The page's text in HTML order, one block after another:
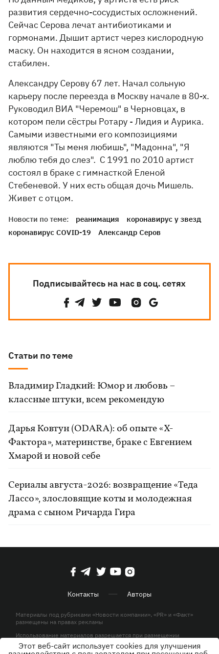
развития сердечно-сосудистых осложнений.
Сейчас Серова лечат антибиотиками и
гормонами. Дышит артист через кислородную
маску. Он находится в ясном создании,
стабилен.
Александру Серову 67 лет. Начал сольную
карьеру после переезда в Москву начале в 80-х.
Руководил ВИА "Черемош" в Черновцах, в
котором пели сёстры Ротару - Лидия и Аурика.
Самыми известными его композициями
являются "Ты меня любишь", "Мадонна", "Я
люблю тебя до слез". С 1991 по 2010 артист
состоял в браке с гимнасткой Еленой
Стебеневой. У них есть общая дочь Мишель.
Живет с отцом.
Новости по теме: реанимация
коронавирус у звезд
коронавирус COVID-19
Александр Серов
Подписывайтесь на нас в соц. сетях
Статьи по теме
Владимир Гладкий: Юмор и любовь –
классные штуки, всем рекомендую
Дарья Ковтун (ODARA): об опыте «Х-
Фактора», материнстве, браке с Евгением
Хмарой и новой себе
Сериалы августа-2026: возвращение «Теда
Лассо», злословящие коты и молодежная
драма с сыном Ричарда Гира
Контакты Авторы
Материалы под рубриками «Новости компании», «PR» и «Факт»
размещены на правах рекламы
Использование материалов разрешается при размещении
активной гиперссылки на KP.UA в первом абзаце.
Этот веб-сайт использует cookies для улучшения